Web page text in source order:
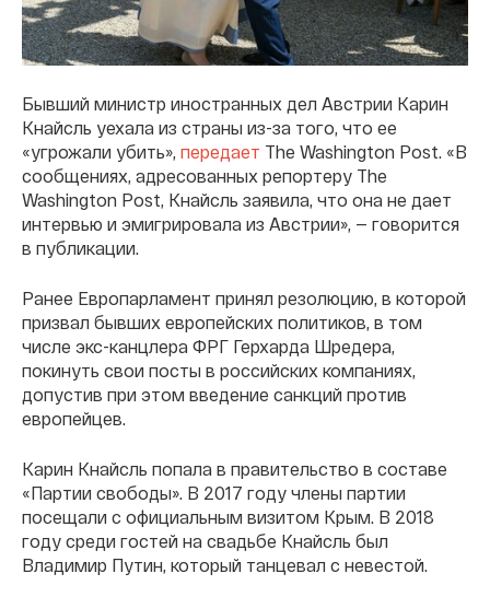
Бывший министр иностранных дел Австрии Карин
Кнайсль уехала из страны из-за того, что ее
«угрожали убить», передает The Washington Post. «В
сообщениях, адресованных репортеру The
Washington Post, Кнайсль заявила, что она не дает
интервью и эмигрировала из Австрии», — говорится
в публикации.
Ранее Европарламент принял резолюцию, в которой
призвал бывших европейских политиков, в том
числе экс-канцлера ФРГ Герхарда Шредера,
покинуть свои посты в российских компаниях,
допустив при этом введение санкций против
европейцев.
Карин Кнайсль попала в правительство в составе
«Партии свободы». В 2017 году члены партии
посещали с официальным визитом Крым. В 2018
году среди гостей на свадьбе Кнайсль был
Владимир Путин, который танцевал с невестой.